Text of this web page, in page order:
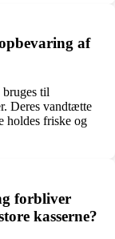
af
bruges til
Deres vandtætte
holdes friske og
forbliver
kasserne?